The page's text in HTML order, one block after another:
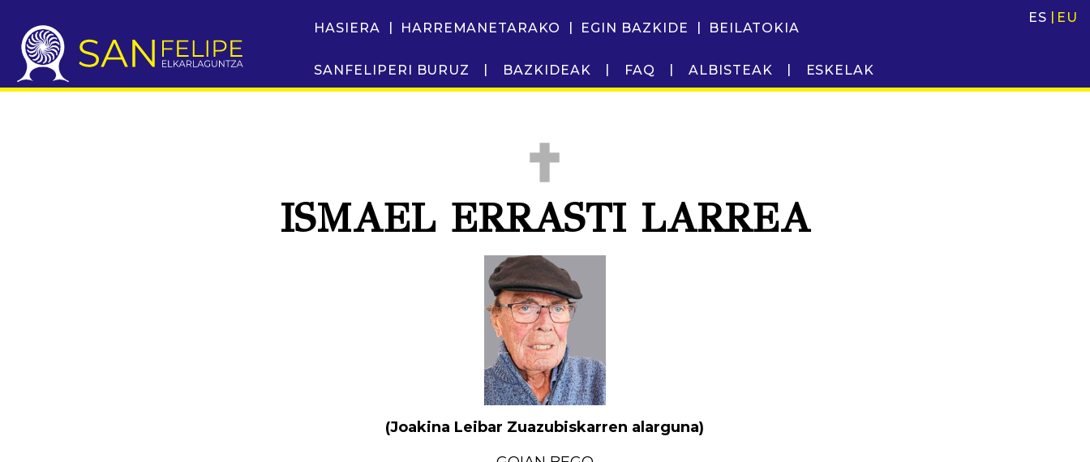
HASIERA HARREMANETARAKO EGIN BAZKIDE BEILATOKIA
SANFELIPERI BURUZ BAZKIDEAK FAQ ALBISTEAK ESKELAK
ES EU
ISMAEL ERRASTI LARREA
(Joakina Leibar Zuazubiskarren alarguna)